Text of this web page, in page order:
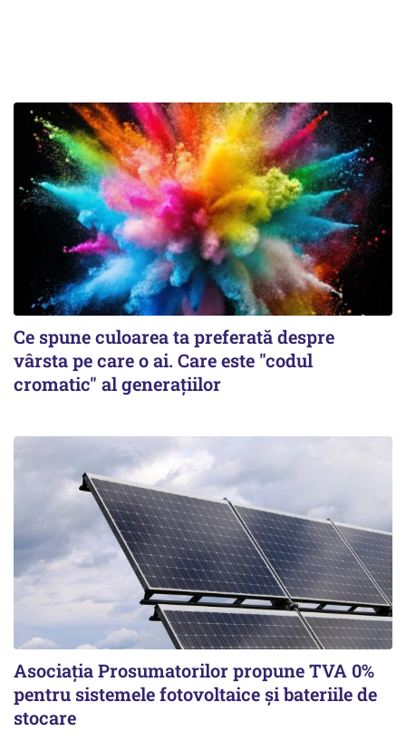
Ce spune culoarea ta preferată despre
vârsta pe care o ai. Care este "codul
cromatic" al generațiilor
Asociația Prosumatorilor propune TVA 0%
pentru sistemele fotovoltaice și bateriile de
stocare